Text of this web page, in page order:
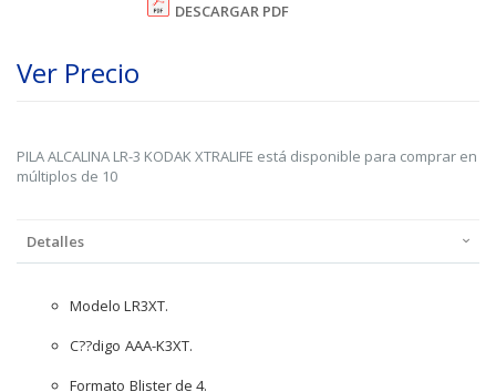
DESCARGAR PDF
Ver Precio
PILA ALCALINA LR-3 KODAK XTRALIFE está disponible para comprar en
múltiplos de 10
Detalles
Modelo LR3XT.
C??digo AAA-K3XT.
Formato Blister de 4.